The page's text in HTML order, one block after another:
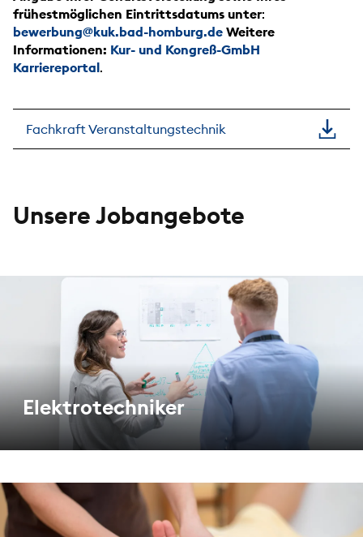
frühestmöglichen Eintrittsdatums unter:
bewerbung@kuk.bad-homburg.de Weitere
Informationen: Kur- und Kongreß-GmbH
Karriereportal.
Fachkraft Veranstaltungstechnik
Unsere Jobangebote
Elektrotechniker